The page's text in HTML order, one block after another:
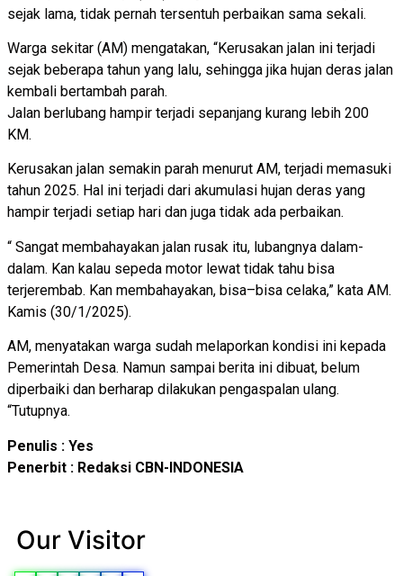
sejak lama, tidak pernah tersentuh perbaikan sama sekali.
Warga sekitar (AM) mengatakan, “Kerusakan jalan ini terjadi
sejak beberapa tahun yang lalu, sehingga jika hujan deras jalan
kembali bertambah parah.
Jalan berlubang hampir terjadi sepanjang kurang lebih 200
KM.
Kerusakan jalan semakin parah menurut AM, terjadi memasuki
tahun 2025. Hal ini terjadi dari akumulasi hujan deras yang
hampir terjadi setiap hari dan juga tidak ada perbaikan.
“ Sangat membahayakan jalan rusak itu, lubangnya dalam-
dalam. Kan kalau sepeda motor lewat tidak tahu bisa
terjerembab. Kan membahayakan, bisa–bisa celaka,” kata AM.
Kamis (30/1/2025).
AM, menyatakan warga sudah melaporkan kondisi ini kepada
Pemerintah Desa. Namun sampai berita ini dibuat, belum
diperbaiki dan berharap dilakukan pengaspalan ulang.
“Tutupnya.
Penulis : Yes
Penerbit : Redaksi CBN-INDONESIA
Our Visitor